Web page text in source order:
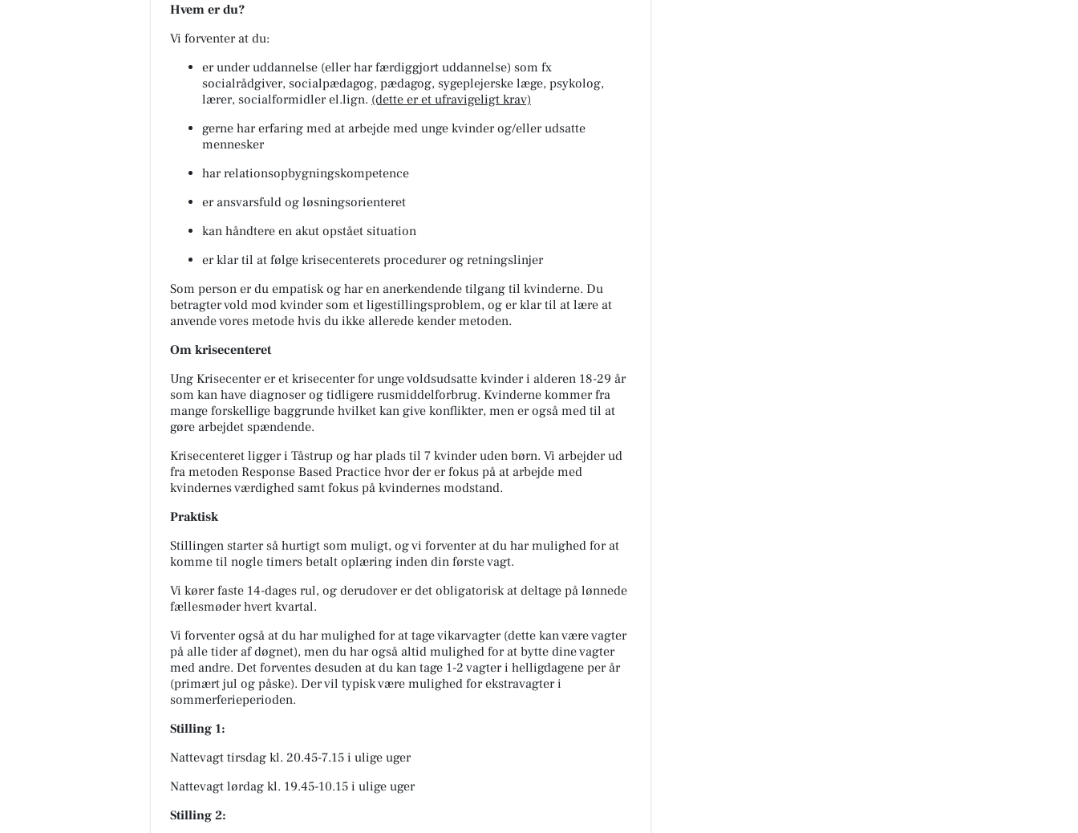
Hvem er du?
Vi forventer at du:
er under uddannelse (eller har færdiggjort uddannelse) som fx
socialrådgiver, socialpædagog, pædagog, sygeplejerske læge, psykolog,
lærer, socialformidler el.lign. (dette er et ufravigeligt krav)
gerne har erfaring med at arbejde med unge kvinder og/eller udsatte
mennesker
har relationsopbygningskompetence
er ansvarsfuld og løsningsorienteret
kan håndtere en akut opstået situation
er klar til at følge krisecenterets procedurer og retningslinjer
Som person er du empatisk og har en anerkendende tilgang til kvinderne. Du
betragter vold mod kvinder som et ligestillingsproblem, og er klar til at lære at
anvende vores metode hvis du ikke allerede kender metoden.
Om krisecenteret
Ung Krisecenter er et krisecenter for unge voldsudsatte kvinder i alderen 18-29 år
som kan have diagnoser og tidligere rusmiddelforbrug. Kvinderne kommer fra
mange forskellige baggrunde hvilket kan give konflikter, men er også med til at
gøre arbejdet spændende.
Krisecenteret ligger i Tåstrup og har plads til 7 kvinder uden børn. Vi arbejder ud
fra metoden Response Based Practice hvor der er fokus på at arbejde med
kvindernes værdighed samt fokus på kvindernes modstand.
Praktisk
Stillingen starter så hurtigt som muligt, og vi forventer at du har mulighed for at
komme til nogle timers betalt oplæring inden din første vagt.
Vi kører faste 14-dages rul, og derudover er det obligatorisk at deltage på lønnede
fællesmøder hvert kvartal.
Vi forventer også at du har mulighed for at tage vikarvagter (dette kan være vagter
på alle tider af døgnet), men du har også altid mulighed for at bytte dine vagter
med andre. Det forventes desuden at du kan tage 1-2 vagter i helligdagene per år
(primært jul og påske). Der vil typisk være mulighed for ekstravagter i
sommerferieperioden.
Stilling 1:
Nattevagt tirsdag kl. 20.45-7.15 i ulige uger
Nattevagt lørdag kl. 19.45-10.15 i ulige uger
Stilling 2: